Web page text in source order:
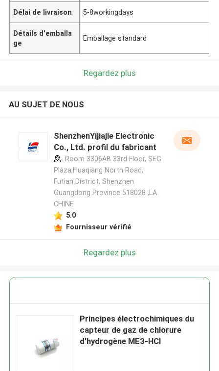
Délai de livraison 5-8workingdays
Détails d'emballa
ge
Emballage standard
Regardez plus
AU SUJET DE NOUS
ShenzhenYijiajie Electronic
Co., Ltd. profil du fabricant
Room 3306AB 33rd Floor, SEG
Plaza,Huaqiang North Road,
Futian District, Shenzhen
Guangdong Province 518028 ,LA
CHINE
5.0
Fournisseur vérifié
Regardez plus
Principes électrochimiques du
capteur de gaz de chlorure
d'hydrogène ME3-HCl